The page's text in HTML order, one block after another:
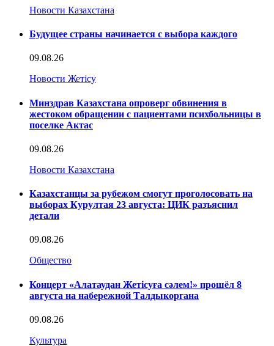
Новости Казахстана
Будущее страны начинается с выбора каждого
09.08.26
Новости Жетісу
Минздрав Казахстана опроверг обвинения в
жестоком обращении с пациентами психбольницы в
поселке Актас
09.08.26
Новости Казахстана
Казахстанцы за рубежом смогут проголосовать на
выборах Курултая 23 августа: ЦИК разъяснил
детали
09.08.26
Общество
Концерт «Алатаудан Жетісуға сәлем!» прошёл 8
августа на набережной Талдыкоргана
09.08.26
Культура